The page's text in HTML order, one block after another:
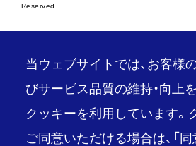
Reserved.
当ウェブサイトでは、お客様
びサービス品質の維持・向上
クッキーを利用しています。
ご同意いただける場合は、「